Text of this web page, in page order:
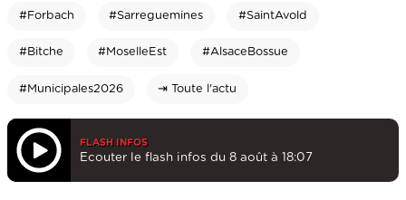
#Forbach #Sarreguemines #SaintAvold
#Bitche #MoselleEst #AlsaceBossue
#Municipales2026 ⇥ Toute l'actu
FLASH INFOS
Ecouter le flash infos du 8 août à 18:07